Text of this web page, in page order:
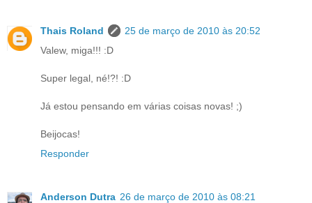
Thais Roland
25 de março de 2010 às 20:52
Valew, miga!!! :D
Super legal, né!?! :D
Já estou pensando em várias coisas novas! ;)
Beijocas!
Responder
Anderson Dutra 26 de março de 2010 às 08:21